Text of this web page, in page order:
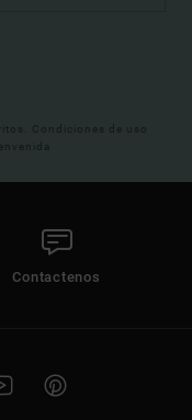
Condiciones de uso
Contactenos